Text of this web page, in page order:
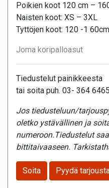
Poikien koot 120 cm –
Naisten koot: XS – 3XL
Tyttöjen koot: 120 -1 60cm
Joma koripalloasut
Tiedustelut painikkeesta
tai soita puh. 03- 364 6465
Jos tiedusteluun/
oletko ystävällinen ja
numeroon.Tiedustelut
bittitaivaaseen.
Soita Pyydä